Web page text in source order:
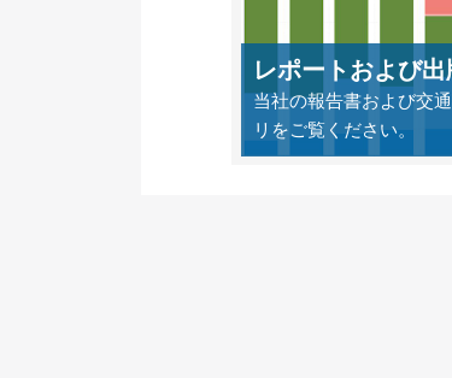
レポートおよび出
当社の報告書および交
リをご覧ください。